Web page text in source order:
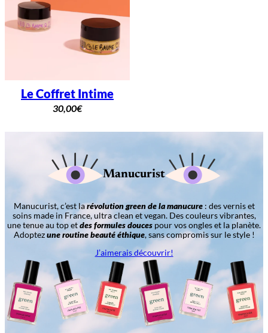
Le Coffret Intime
30,00€
Manucurist
Manucurist, c’est larévolution green de la manucure: des vernis et
soins made in France, ultra clean et vegan. Des couleurs vibrantes,
une tenue au top etdes formules douces pour vos ongles et la planète.
Adoptezune routine beauté éthique, sans compromis sur le style !
J’aimerais découvrir!